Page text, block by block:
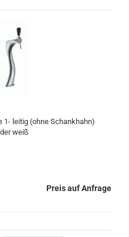
leitig (ohne Schankhahn)
weiß
Preis auf Anfrage